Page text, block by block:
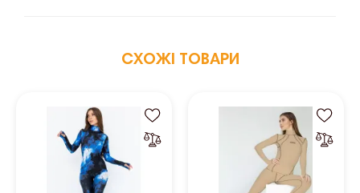
СХОЖІ ТОВАРИ